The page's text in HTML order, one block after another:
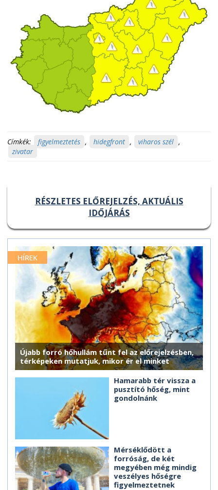
Címkék: figyelmeztetés , hidegfront , viharos szél ,
zivatar
RÉSZLETES ELŐREJELZÉS, AKTUÁLIS
IDŐJÁRÁS
HÍREK
Újabb forró hőhullám tűnt fel az előrejelzésben,
térképeken mutatjuk, mikor ér el minket
Hamarabb tér vissza a
pusztító hőség, mint
gondolnánk
Mérséklődött a
forróság, de két
megyében még mindig
veszélyes hőségre
figyelmeztetnek